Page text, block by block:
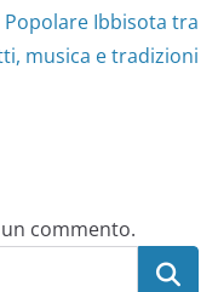
Popolare Ibbisota tra
musica e tradizioni
commento.